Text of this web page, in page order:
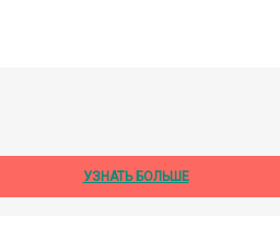
УЗНАТЬ БОЛЬШЕ